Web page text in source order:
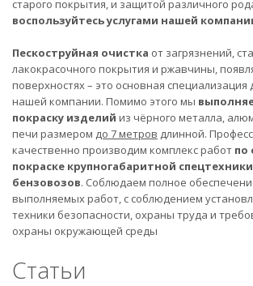
старого покрытия, и защитой различного
воспользуйтесь услугами нашей
Пескоструйная очистка от загрязнений,
лакокрасочного покрытия и ржавчины,
поверхностях – это основная специализация
нашей компании. Помимо этого мы
покраску изделий из чёрного металла,
печи размером до 7 метров длинной.
качественно производим комплекс работ по
покраске крупногабаритной
бензовозов. Соблюдаем полное
выполняемых работ, с соблюдением
техники безопасности, охраны труда и
охраны окружающей среды
Статьи